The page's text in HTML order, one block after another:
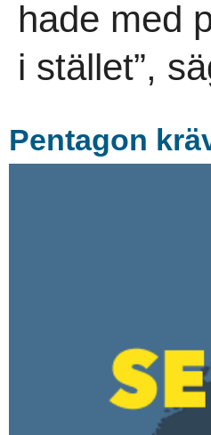
hade med
i stället”,
Pentagon